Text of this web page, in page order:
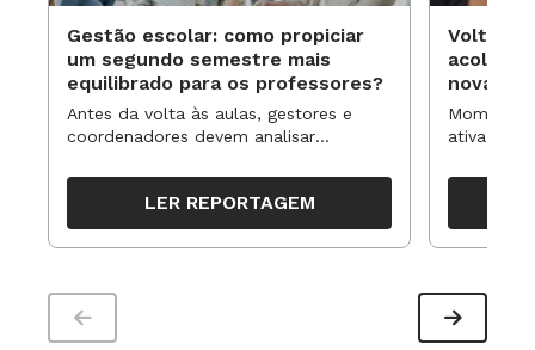
Gestão escolar: como propiciar
um segundo semestre mais
equilibrado para os professores?
Antes da volta às aulas, gestores e
coordenadores devem analisar
organizar ações para orientar o
trabalho pedagógico ao longo do
período
LER REPORTAGEM
Volta às
novas
ativa
propostas